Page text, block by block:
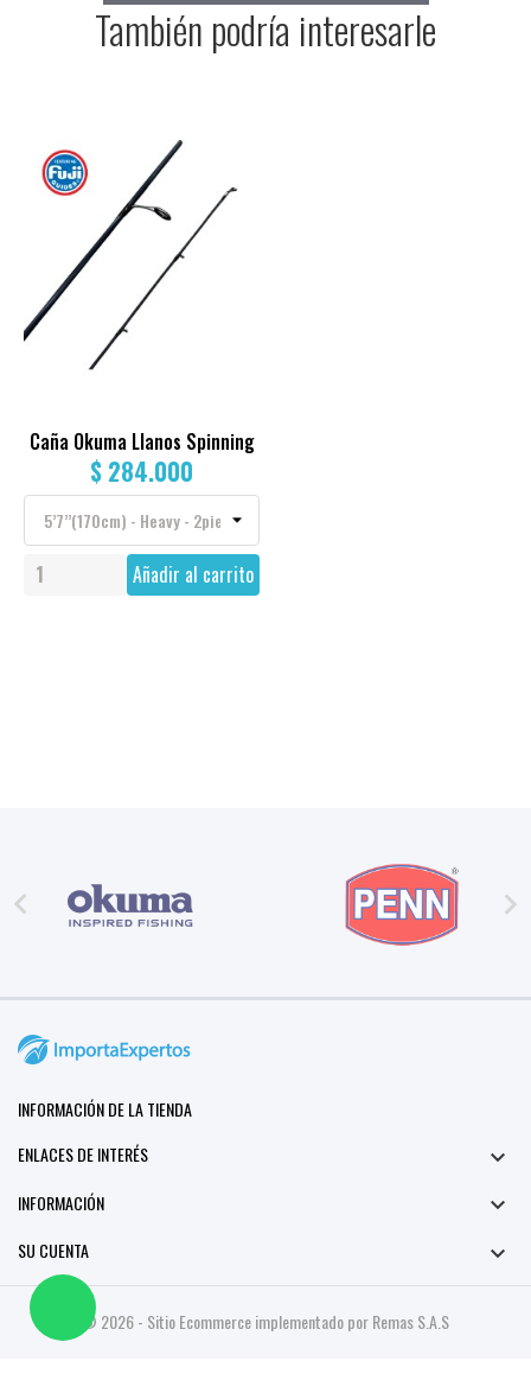
También podría interesarle
Caña Okuma Llanos Spinning
$ 284.000
Añadir al carrito
 
INFORMACIÓN DE LA TIENDA
ENLACES DE INTERÉS

INFORMACIÓN 
SU CUENTA 
© 2026 - Sitio Ecommerce implementado por Remas S.A.S